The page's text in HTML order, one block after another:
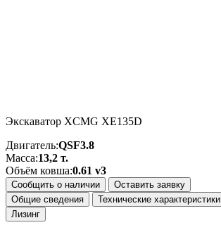
Экскаватор XCMG XE135D
Двигатель:QSF3.8
Масса:13,2 т.
Объём ковша:0.61 v3
Сообщить о наличии
Оставить заявку
Общие сведения
Технические характеристики
Лизинг